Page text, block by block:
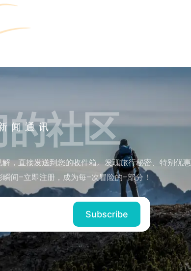
闻通讯社区
，直接发送到您的收件箱。发现旅行秘密、特别优惠
间–立即注册，成为每–次冒险的–部分！